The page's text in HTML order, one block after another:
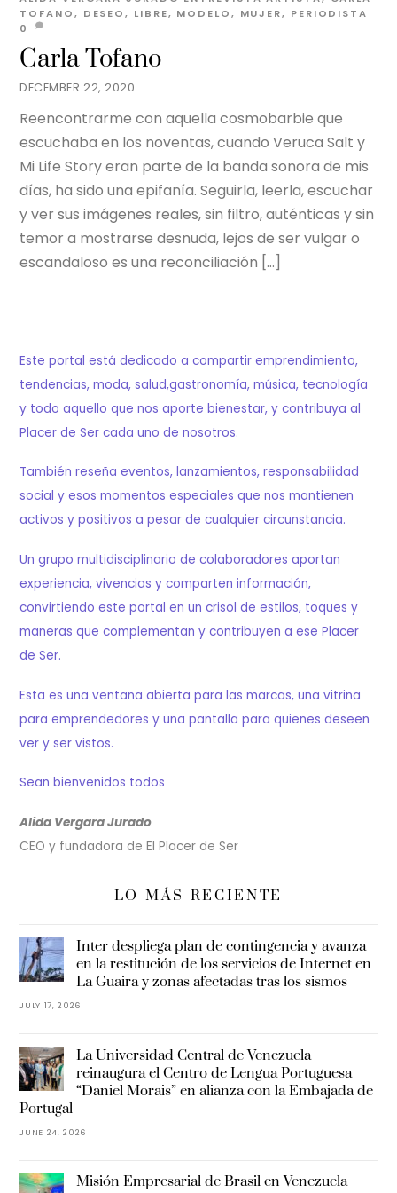
DECEMBER 22, 2020
Carla Tofano
TOFANO, DESEO, LIBRE, MODELO, MUJER, PERIODISTA
0
Reencontrarme con aquella cosmobarbie que
escuchaba en los noventas, cuando Veruca Salt y
Mi Life Story eran parte de la banda sonora de mis
días, ha sido una epifanía. Seguirla, leerla, escuchar
y ver sus imágenes reales, sin filtro, auténticas y sin
temor a mostrarse desnuda, lejos de ser vulgar o
escandaloso es una reconciliación […]
Este portal está dedicado a compartir emprendimiento,
tendencias, moda, salud,gastronomía, música, tecnología
y todo aquello que nos aporte bienestar, y contribuya al
Placer de Ser cada uno de nosotros.
También reseña eventos, lanzamientos, responsabilidad
social y esos momentos especiales que nos mantienen
activos y positivos a pesar de cualquier circunstancia.
Un grupo multidisciplinario de colaboradores aportan
experiencia, vivencias y comparten información,
convirtiendo este portal en un crisol de estilos, toques y
maneras que complementan y contribuyen a ese Placer
de Ser.
Esta es una ventana abierta para las marcas, una vitrina
para emprendedores y una pantalla para quienes deseen
ver y ser vistos.
Sean bienvenidos todos
Alida Vergara Jurado
CEO y fundadora de El Placer de Ser
LO MÁS RECIENTE
Inter despliega plan de contingencia y avanza
en la restitución de los servicios de Internet en
La Guaira y zonas afectadas tras los sismos
JULY 17, 2026
La Universidad Central de Venezuela
reinaugura el Centro de Lengua Portuguesa
“Daniel Morais” en alianza con la Embajada de
Portugal
JUNE 24, 2026
Misión Empresarial de Brasil en Venezuela